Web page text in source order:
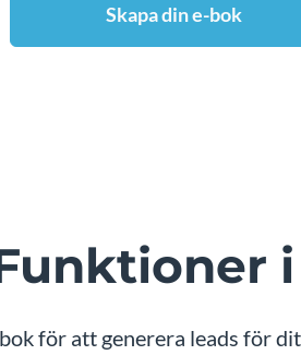
Skapa din e-bok
för att generera leads för